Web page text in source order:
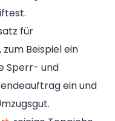
für
, zum Beispiel ein
Sperr- und
ein und